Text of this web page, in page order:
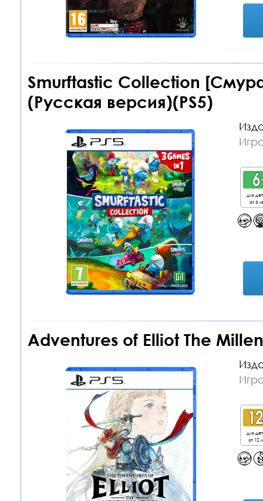
Smurftastic Collection
(Русская версия)(PS5)
для
от 6
Adventures of Elliot The
для
от 12